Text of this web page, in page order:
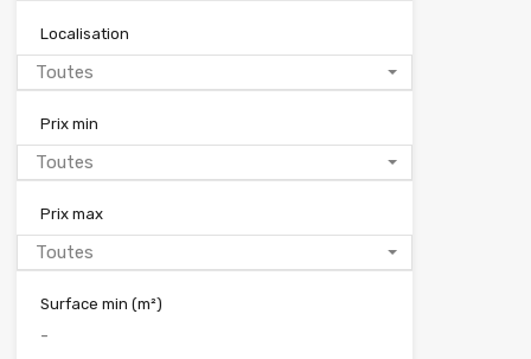
Localisation
Toutes
Prix min
Toutes
Prix max
Toutes
Surface min (m²)